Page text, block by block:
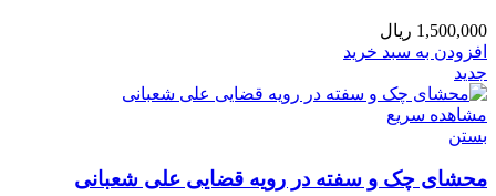
1,500,000 ریال
افزودن به سبد خرید
جدید
مشاهده سریع
بستن
محشای چک و سفته در رویه قضایی علی شعبانی